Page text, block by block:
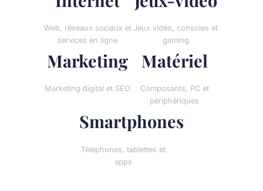
Web, réseaux sociaux et
services en ligne
Jeux vidéo, consoles et
gaming
Marketing
Marketing digital et SEO
Matériel
Composants, PC et
périphériques
Smartphones
Téléphones, tablettes et
apps